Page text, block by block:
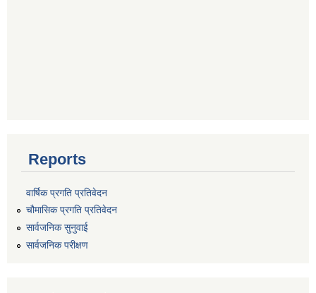
Reports
वार्षिक प्रगति प्रतिवेदन
चौमासिक प्रगति प्रतिवेदन
सार्वजनिक सुनुवाई
सार्वजनिक परीक्षण